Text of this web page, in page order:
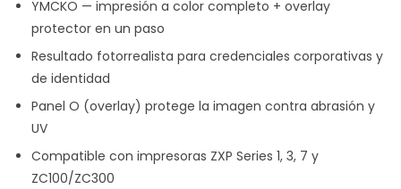
YMCKO — impresión a color completo + overlay
protector en un paso
Resultado fotorrealista para credenciales corporativas y
de identidad
Panel O (overlay) protege la imagen contra abrasión y
UV
Compatible con impresoras ZXP Series 1, 3, 7 y
ZC100/ZC300